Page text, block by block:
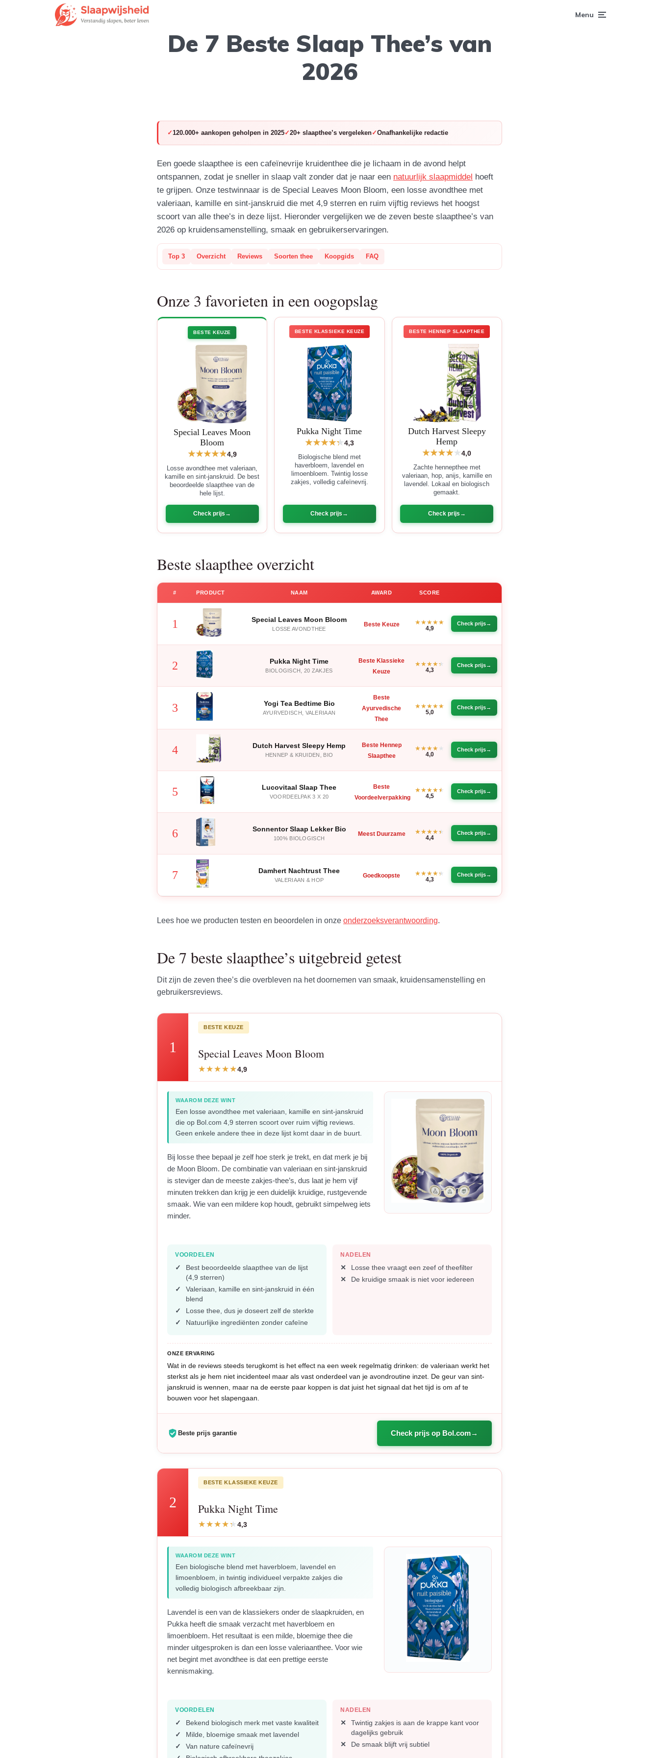
Menu
De 7 Beste Slaap Thee’s van
2026
120.000+ aankopen geholpen in 2025 20+ slaapthee’s vergeleken Onafhankelijke redactie
Een goede slaapthee is een cafeïnevrije kruidenthee die je lichaam in de avond helpt
ontspannen, zodat je sneller in slaap valt zonder dat je naar een natuurlijk slaapmiddel hoeft
te grijpen. Onze testwinnaar is de Special Leaves Moon Bloom, een losse avondthee met
valeriaan, kamille en sint-janskruid die met 4,9 sterren en ruim vijftig reviews het hoogst
scoort van alle thee’s in deze lijst. Hieronder vergelijken we de zeven beste slaapthee’s van
2026 op kruidensamenstelling, smaak en gebruikerservaringen.
Top 3 Overzicht Reviews Soorten thee Koopgids FAQ
Onze 3 favorieten in een oogopslag
BESTE KEUZE
Special Leaves Moon
Bloom
4,9
Losse avondthee met valeriaan,
kamille en sint-janskruid. De best
beoordeelde slaapthee van de
hele lijst.
Check prijs
BESTE KLASSIEKE KEUZE
Pukka Night Time
4,3
Biologische blend met
haverbloem, lavendel en
limoenbloem. Twintig losse
zakjes, volledig cafeïnevrij.
Check prijs
BESTE HENNEP SLAAPTHEE
Dutch Harvest Sleepy
Hemp
4,0
Zachte hennepthee met
valeriaan, hop, anijs, kamille en
lavendel. Lokaal en biologisch
gemaakt.
Check prijs
Beste slaapthee overzicht
# PRODUCT NAAM AWARD SCORE
1 Special Leaves Moon Bloom
LOSSE AVONDTHEE
Beste Keuze
4,9
Check prijs
2 Pukka Night Time
BIOLOGISCH, 20 ZAKJES
Beste Klassieke
Keuze
4,3
Check prijs
3 Yogi Tea Bedtime Bio
AYURVEDISCH, VALERIAAN
Beste
Ayurvedische
Thee
5,0
Check prijs
4 Dutch Harvest Sleepy Hemp
HENNEP & KRUIDEN, BIO
Beste Hennep
Slaapthee
4,0
Check prijs
5 Lucovitaal Slaap Thee
VOORDEELPAK 3 X 20
Beste
Voordeelverpakking
4,5
Check prijs
6 Sonnentor Slaap Lekker Bio
100% BIOLOGISCH
Meest Duurzame
4,4
Check prijs
7 Damhert Nachtrust Thee
VALERIAAN & HOP
Goedkoopste
4,3
Check prijs
Lees hoe we producten testen en beoordelen in onze onderzoeksverantwoording.
De 7 beste slaapthee’s uitgebreid getest
Dit zijn de zeven thee’s die overbleven na het doornemen van smaak, kruidensamenstelling en
gebruikersreviews.
1
BESTE KEUZE
Special Leaves Moon Bloom
4,9
WAAROM DEZE WINT
Een losse avondthee met valeriaan, kamille en sint-janskruid
die op Bol.com 4,9 sterren scoort over ruim vijftig reviews.
Geen enkele andere thee in deze lijst komt daar in de buurt.
Bij losse thee bepaal je zelf hoe sterk je trekt, en dat merk je bij
de Moon Bloom. De combinatie van valeriaan en sint-janskruid
is steviger dan de meeste zakjes-thee’s, dus laat je hem vijf
minuten trekken dan krijg je een duidelijk kruidige, rustgevende
smaak. Wie van een mildere kop houdt, gebruikt simpelweg iets
minder.
VOORDELEN
Best beoordeelde slaapthee van de lijst
(4,9 sterren)
Valeriaan, kamille en sint-janskruid in één
blend
Losse thee, dus je doseert zelf de sterkte
Natuurlijke ingrediënten zonder cafeïne
NADELEN
Losse thee vraagt een zeef of theefilter
De kruidige smaak is niet voor iedereen
ONZE ERVARING
Wat in de reviews steeds terugkomt is het effect na een week regelmatig drinken: de valeriaan werkt het
sterkst als je hem niet incidenteel maar als vast onderdeel van je avondroutine inzet. De geur van sint-
janskruid is wennen, maar na de eerste paar koppen is dat juist het signaal dat het tijd is om af te
bouwen voor het slapengaan.
Beste prijs garantie Check prijs op Bol.com
2
BESTE KLASSIEKE KEUZE
Pukka Night Time
4,3
WAAROM DEZE WINT
Een biologische blend met haverbloem, lavendel en
limoenbloem, in twintig individueel verpakte zakjes die
volledig biologisch afbreekbaar zijn.
Lavendel is een van de klassiekers onder de slaapkruiden, en
Pukka heeft die smaak verzacht met haverbloem en
limoenbloem. Het resultaat is een milde, bloemige thee die
minder uitgesproken is dan een losse valeriaanthee. Voor wie
net begint met avondthee is dat een prettige eerste
kennismaking.
VOORDELEN
Bekend biologisch merk met vaste kwaliteit
Milde, bloemige smaak met lavendel
Van nature cafeïnevrij
NADELEN
Twintig zakjes is aan de krappe kant voor
dagelijks gebruik
De smaak blijft vrij subtiel